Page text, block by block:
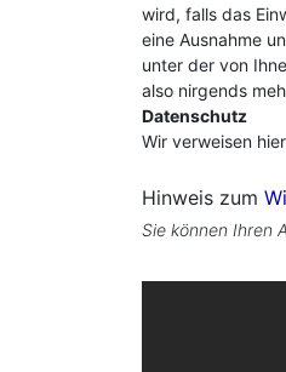
wird, falls das
eine Ausnahme
unter der von
also nirgends
Datenschutz
Wir verweisen
Hinweis zum
Sie können Ihren